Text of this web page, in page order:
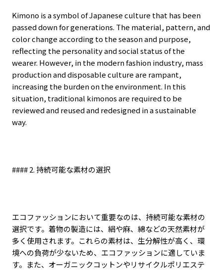
Kimono is a symbol of Japanese culture that has been
passed down for generations. The material, pattern, and
color change according to the season and purpose,
reflecting the personality and social status of the
wearer. However, in the modern fashion industry, mass
production and disposable culture are rampant,
increasing the burden on the environment. In this
situation, traditional kimonos are required to be
reviewed and reused and redesigned in a sustainable
way.
#### 2. 持続可能な素材の選択
エコファッションにおいて重要なのは、持続可能な素材の
選択です。着物の製造には、絹や麻、綿などの天然素材が
多く使用されます。これらの素材は、生分解性が高く、環
境への負荷が少ないため、エコファッションに適していま
す。また、オーガニックコットンやリサイクルポリエステ